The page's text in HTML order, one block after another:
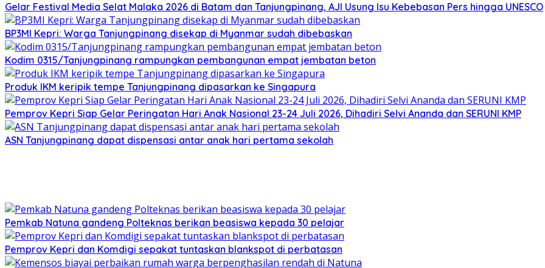
Gelar Festival Media Selat Malaka 2026 di Batam dan Tanjungpinang, AJI Usung Isu Kebebasan Pers hingga UNESCO
BP3MI Kepri: Warga Tanjungpinang disekap di Myanmar sudah dibebaskan
Kodim 0315/Tanjungpinang rampungkan pembangunan empat jembatan beton
Produk IKM keripik tempe Tanjungpinang dipasarkan ke Singapura
Pemprov Kepri Siap Gelar Peringatan Hari Anak Nasional 23-24 Juli 2026, Dihadiri Selvi Ananda dan SERUNI KMP
ASN Tanjungpinang dapat dispensasi antar anak hari pertama sekolah
Pemkab Natuna gandeng Polteknas berikan beasiswa kepada 30 pelajar
Pemprov Kepri dan Komdigi sepakat tuntaskan blankspot di perbatasan